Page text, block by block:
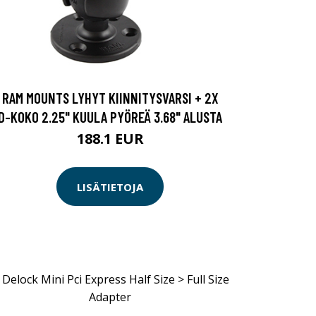
RAM MOUNTS LYHYT KIINNITYSVARSI + 2X
KOKO 2.25" KUULA PYÖREÄ 3.68" ALUSTA
188.1 EUR
LISÄTIETOJA